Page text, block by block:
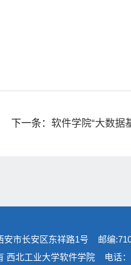
下一条： 软件学院“大数据
安市长安区东祥路1号 邮编
西北工业大学软件学院 电话：